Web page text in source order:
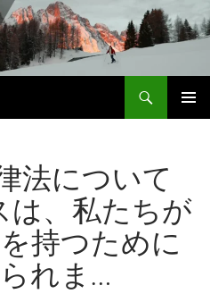
法について
は、私たちが
持つために
れま…